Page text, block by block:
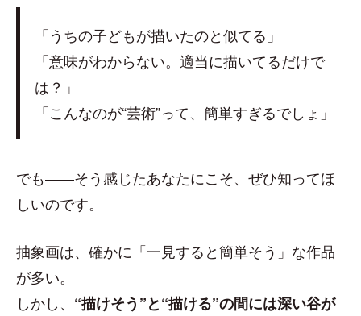
「うちの子どもが描いたのと似てる」
「意味がわからない。適当に描いてるだけで
は？」
「こんなのが“芸術”って、簡単すぎるでしょ」
でも――そう感じたあなたにこそ、ぜひ知ってほ
しいのです。
抽象画は、確かに「一見すると簡単そう」な作品
が多い。
しかし、 “描けそう”と“描ける”の間には深い谷が